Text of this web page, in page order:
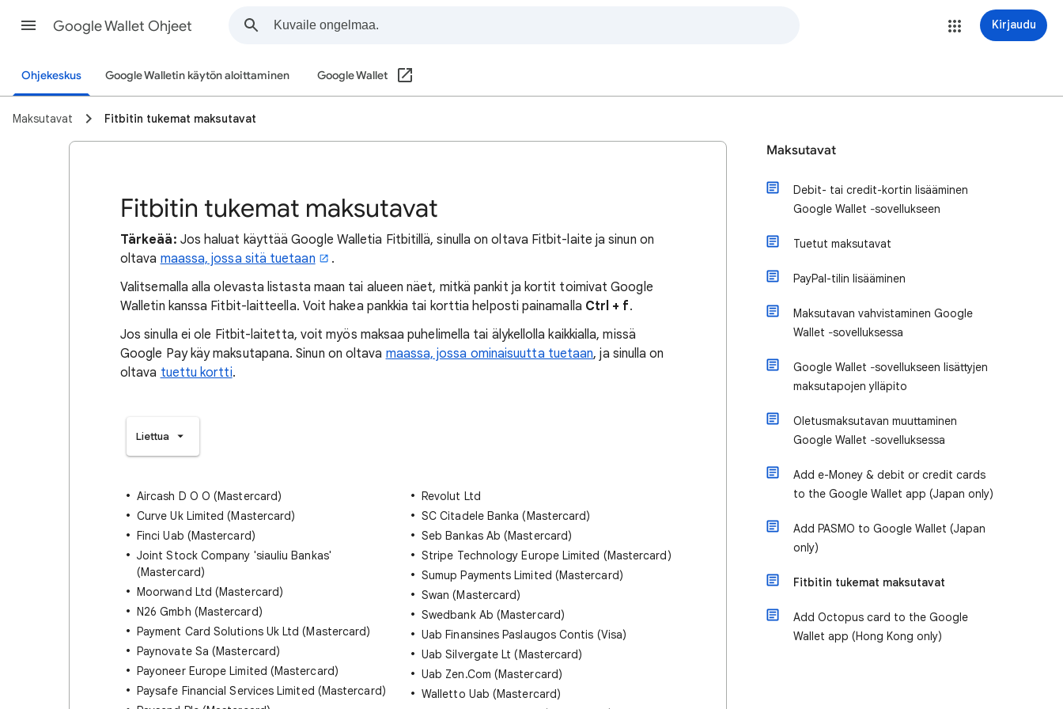
Google Wallet Ohjeet Kirjaudu
Ohjekeskus Google Walletin käytön aloittaminen Google Wallet
Maksutavat Fitbitin tukemat maksutavat
Fitbitin tukemat maksutavat
Tärkeää: Jos haluat käyttää Google Walletia Fitbitillä, sinulla on oltava Fitbit-laite ja sinun on
oltava maassa, jossa sitä tuetaan
.
Valitsemalla alla olevasta listasta maan tai alueen näet, mitkä pankit ja kortit toimivat Google
Walletin kanssa Fitbit-laitteella. Voit hakea pankkia tai korttia helposti painamalla Ctrl + f.
Jos sinulla ei ole Fitbit-laitetta, voit myös maksaa puhelimella tai älykellolla kaikkialla, missä
Google Pay käy maksutapana. Sinun on oltava maassa, jossa ominaisuutta tuetaan, ja sinulla on
oltava tuettu kortti.
Liettua
Aircash D O O (Mastercard)
Curve Uk Limited (Mastercard)
Finci Uab (Mastercard)
Joint Stock Company 'siauliu Bankas'
(Mastercard)
Moorwand Ltd (Mastercard)
N26 Gmbh (Mastercard)
Payment Card Solutions Uk Ltd (Mastercard)
Paynovate Sa (Mastercard)
Payoneer Europe Limited (Mastercard)
Paysafe Financial Services Limited (Mastercard)
Revolut Ltd
SC Citadele Banka (Mastercard)
Seb Bankas Ab (Mastercard)
Stripe Technology Europe Limited (Mastercard)
Sumup Payments Limited (Mastercard)
Swan (Mastercard)
Swedbank Ab (Mastercard)
Uab Finansines Paslaugos Contis (Visa)
Uab Silvergate Lt (Mastercard)
Uab Zen.Com (Mastercard)
Walletto Uab (Mastercard)
Maksutavat
Debit- tai credit-kortin lisääminen
Google Wallet ‐sovellukseen
Tuetut maksutavat
PayPal-tilin lisääminen
Maksutavan vahvistaminen Google
Wallet ‐sovelluksessa
Google Wallet ‐sovellukseen lisättyjen
maksutapojen ylläpito
Oletusmaksutavan muuttaminen
Google Wallet ‐sovelluksessa
Add e-Money & debit or credit cards
to the Google Wallet app (Japan only)
Add PASMO to Google Wallet (Japan
only)
Fitbitin tukemat maksutavat
Add Octopus card to the Google
Wallet app (Hong Kong only)